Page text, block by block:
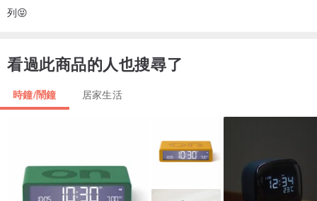
列😝
看過此商品的人也搜尋了
時鐘/鬧鐘 居家生活